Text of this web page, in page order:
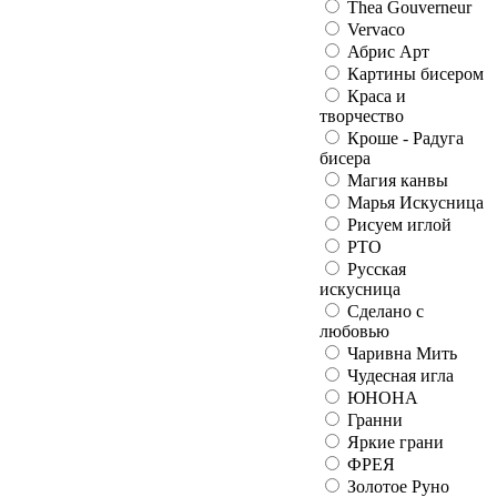
Thea Gouverneur
Vervaco
Абрис Арт
Картины бисером
Краса и
творчество
Кроше - Радуга
бисера
Магия канвы
Марья Искусница
Рисуем иглой
РТО
Русская
искусница
Сделано с
любовью
Чаривна Мить
Чудесная игла
ЮНОНА
Гранни
Яркие грани
ФРЕЯ
Золотое Руно